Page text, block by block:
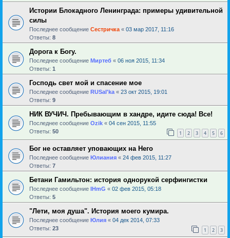
Истории Блокадного Ленинграда: примеры удивительной
силы
Последнее сообщение Сестричка « 03 мар 2017, 11:16
Ответы: 8
Дорога к Богу.
Последнее сообщение Миртеб « 06 ноя 2015, 11:34
Ответы: 1
Господь свет мой и спасение мое
Последнее сообщение RUSal'ka « 23 окт 2015, 19:01
Ответы: 9
НИК ВУЧИЧ. Пребывающим в хандре, идите сюда! Все!
Последнее сообщение Ozik « 04 сен 2015, 11:55
Ответы: 50 1 2 3 4 5 6
Бог не оставляет уповающих на Него
Последнее сообщение Юлиания « 24 фев 2015, 11:27
Ответы: 7
Бетани Гамильтон: история однорукой серфингистки
Последнее сообщение IHmG « 02 фев 2015, 05:18
Ответы: 5
"Лети, моя душа". История моего кумира.
Последнее сообщение Юлия « 04 дек 2014, 07:33
Ответы: 23 1 2 3